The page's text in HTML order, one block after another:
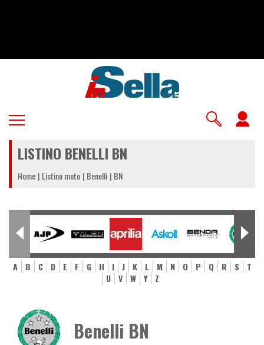
LISTINO BENELLI BN
Home Listino moto Benelli BN
A B C D E F G H I J K L M N O P Q R S
T
U
V W Y Z
Benelli BN